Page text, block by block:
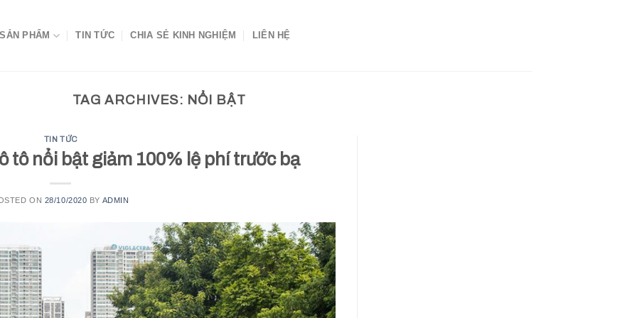
SẢN PHẨM TIN TỨC CHIA SẺ KINH NGHIỆM LIÊN HỆ
TAG ARCHIVES: NỔI BẬT
TIN TỨC
tô nổi bật giảm 100% lệ phí trước bạ
ON 28/10/2020 BY ADMIN